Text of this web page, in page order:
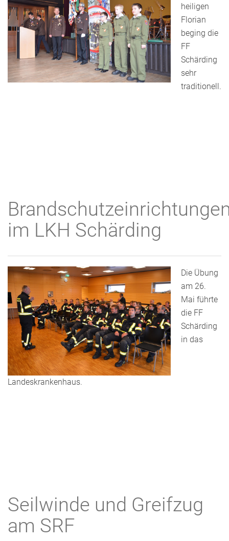
heiligen
Florian
beging die
FF
Schärding
sehr
traditionell.
im LKH Schärding
Die Übung
am 26.
Mai führte
die FF
Schärding
in das
Landeskrankenhaus.
Seilwinde und Greifzug
am SRF